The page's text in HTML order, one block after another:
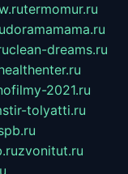
termomur.ru
doramamama.ru
clean-dreams.ru
2021.ru
tolyatti.ru
zvonitut.ru